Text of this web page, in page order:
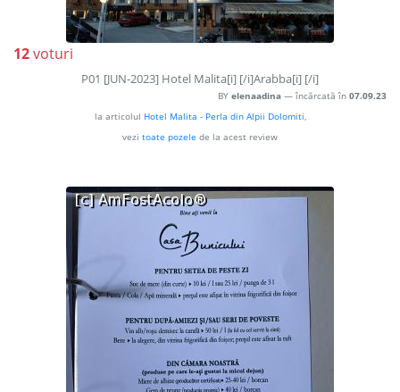
12voturi
P01 [JUN-2023] Hotel Malita[i] [/i]Arabba[i] [/i]
BY elenaadina — încărcată în 07.09.23
la articolul Hotel Malita - Perla din Alpii Dolomiti,
vezi toate pozele de la acest review